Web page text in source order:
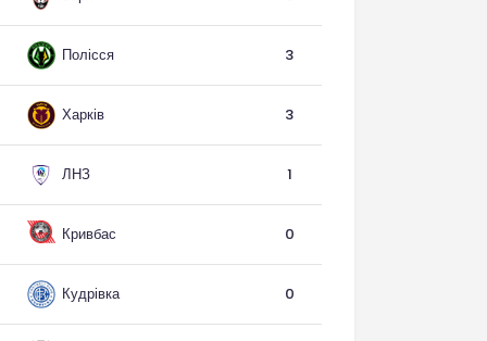
Полісся 3
Харків 3
ЛНЗ 1
Кривбас 0
Кудрівка 0